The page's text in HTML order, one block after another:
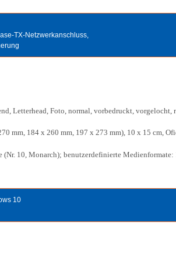
TX-Netzwerkanschluss,
Letterhead, Foto, normal, vorbedruckt,
mm, 184 x 260 mm, 197 x 273 mm), 10 x 15 cm,
10, Monarch); benutzerdefinierte
10